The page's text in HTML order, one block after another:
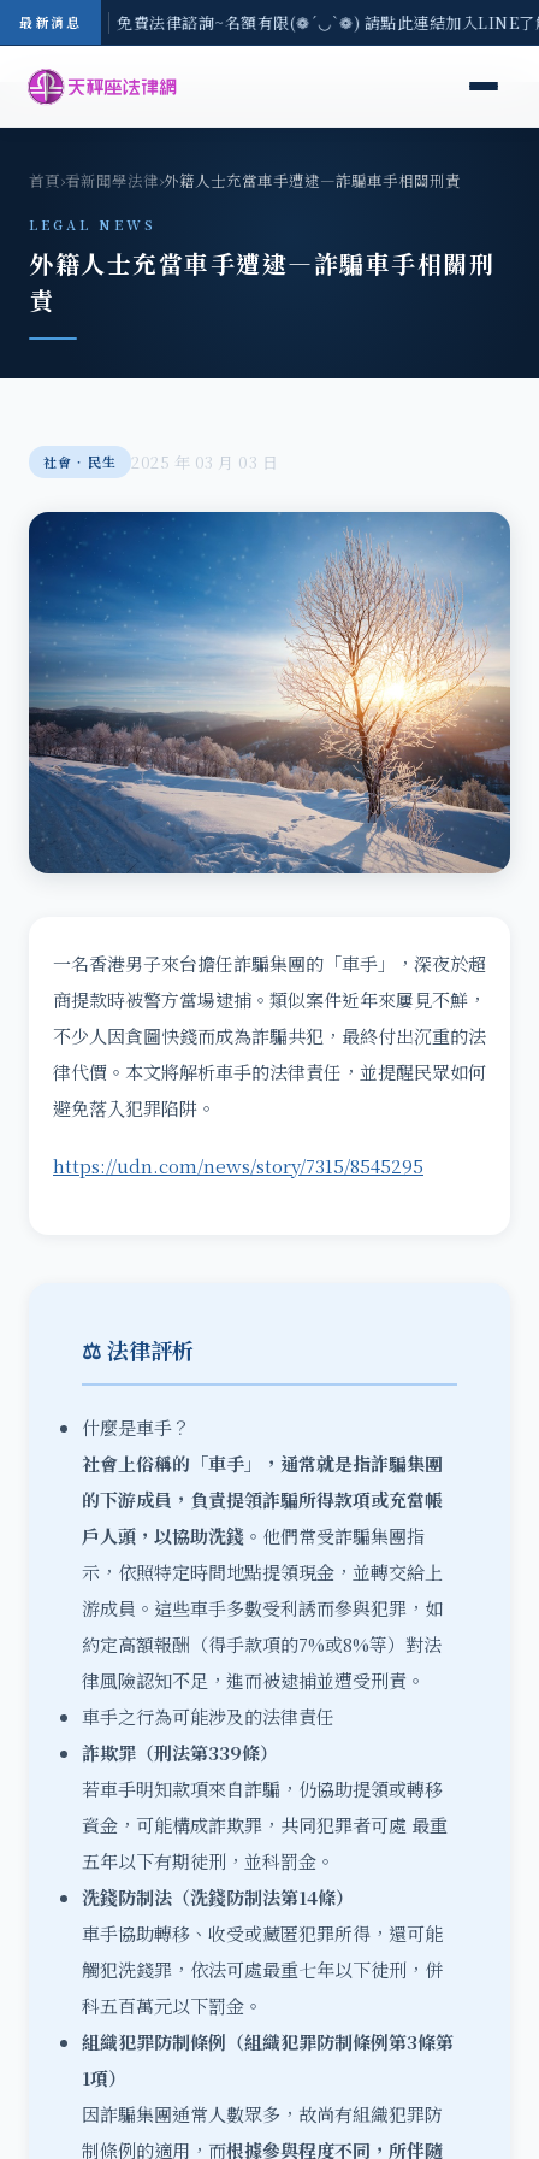
最新消息
-8/3(一) 現場免費法律諮詢~名額有限(❁´◡`❁) 請點此連結加入LINE
首頁›看新聞學法律›外籍人士充當車手遭逮—詐騙車手相關刑責
LEGAL NEWS
外籍人士充當車手遭逮—詐騙車手相關刑
責
社會‧民生 2025 年 03 月 03 日
一名香港男子來台擔任詐騙集團的「車手」，深夜於超
商提款時被警方當場逮捕。類似案件近年來屢見不鮮，
不少人因貪圖快錢而成為詐騙共犯，最終付出沉重的法
律代價。本文將解析車手的法律責任，並提醒民眾如何
避免落入犯罪陷阱。
https://udn.com/news/story/7315/8545295
⚖️ 法律評析
什麼是車手？
社會上俗稱的「車手」，通常就是指詐騙集團
的下游成員，負責提領詐騙所得款項或充當帳
戶人頭，以協助洗錢。 他們常受詐騙集團指
示，依照特定時間地點提領現金，並轉交給上
游成員。這些車手多數受利誘而參與犯罪，如
約定高額報酬（得手款項的7%或8%等）對法
律風險認知不足，進而被逮捕並遭受刑責。
車手之行為可能涉及的法律責任
詐欺罪（刑法第339條）
若車手明知款項來自詐騙，仍協助提領或轉移
資金，可能構成詐欺罪，共同犯罪者可處 最重
五年以下有期徒刑，並科罰金。
洗錢防制法（洗錢防制法第14條）
車手協助轉移、收受或藏匿犯罪所得，還可能
觸犯洗錢罪，依法可處最重七年以下徒刑，併
科五百萬元以下罰金。
組織犯罪防制條例（組織犯罪防制條例第3條第
1項）
因詐騙集團通常人數眾多，故尚有組織犯罪防
制條例的適用，而根據參與程度不同，所伴隨